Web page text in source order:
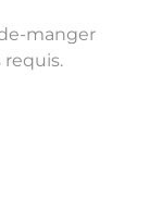
manger